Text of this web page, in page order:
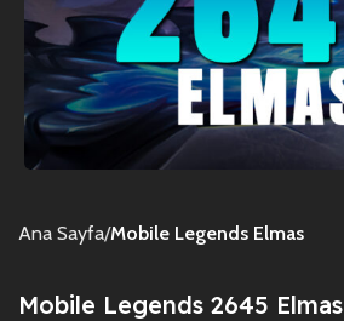
Ana Sayfa Mobile Legends Elmas
Mobile Legends 2645 Elmas